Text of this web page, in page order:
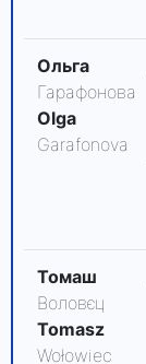
Ольга
Гарафонова
Olga
Garafonova
Томаш
Воловєц
Tomasz
Wołowiec